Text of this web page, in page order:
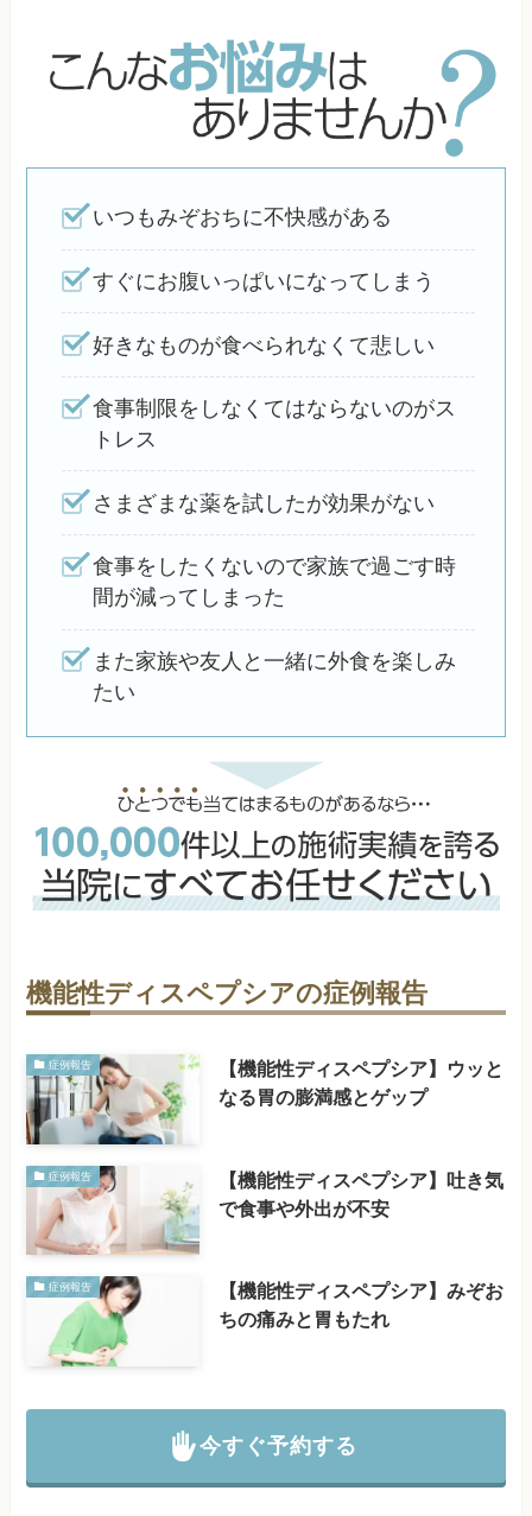
いつもみぞおちに不快感がある
すぐにお腹いっぱいになってしまう
好きなものが食べられなくて悲しい
食事制限をしなくてはならないのがス
トレス
さまざまな薬を試したが効果がない
食事をしたくないので家族で過ごす時
間が減ってしまった
また家族や友人と一緒に外食を楽しみ
たい
機能性ディスペプシアの症例報告
症例報告
【機能性ディスペプシア】ウッと
なる胃の膨満感とゲップ
症例報告
【機能性ディスペプシア】吐き気
で食事や外出が不安
症例報告
【機能性ディスペプシア】みぞお
ちの痛みと胃もたれ
今すぐ予約する